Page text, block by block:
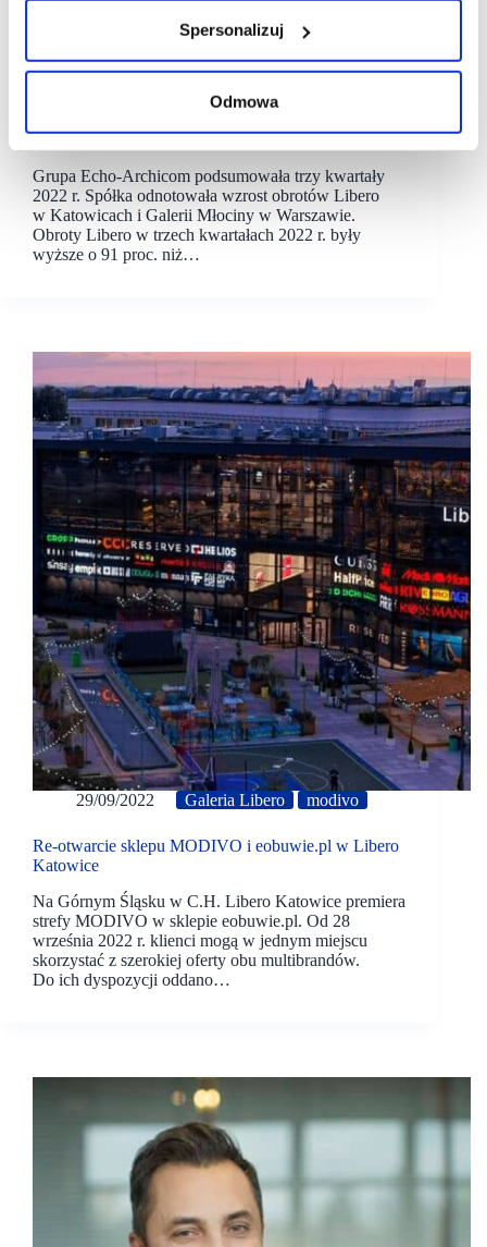
Spersonalizuj
Odmowa
29/11/2022
Galeria Młociny
Rosną obroty w galeriach Libero i Młociny
Grupa Echo-Archicom podsumowała trzy kwartały
2022 r. Spółka odnotowała wzrost obrotów Libero
w Katowicach i Galerii Młociny w Warszawie.
Obroty Libero w trzech kwartałach 2022 r. były
wyższe o 91 proc. niż…
29/09/2022 Galeria Libero modivo
Re-otwarcie sklepu MODIVO i eobuwie.pl w Libero
Katowice
Na Górnym Śląsku w C.H. Libero Katowice premiera
strefy MODIVO w sklepie eobuwie.pl. Od 28
września 2022 r. klienci mogą w jednym miejscu
skorzystać z szerokiej oferty obu multibrandów.
Do ich dyspozycji oddano…